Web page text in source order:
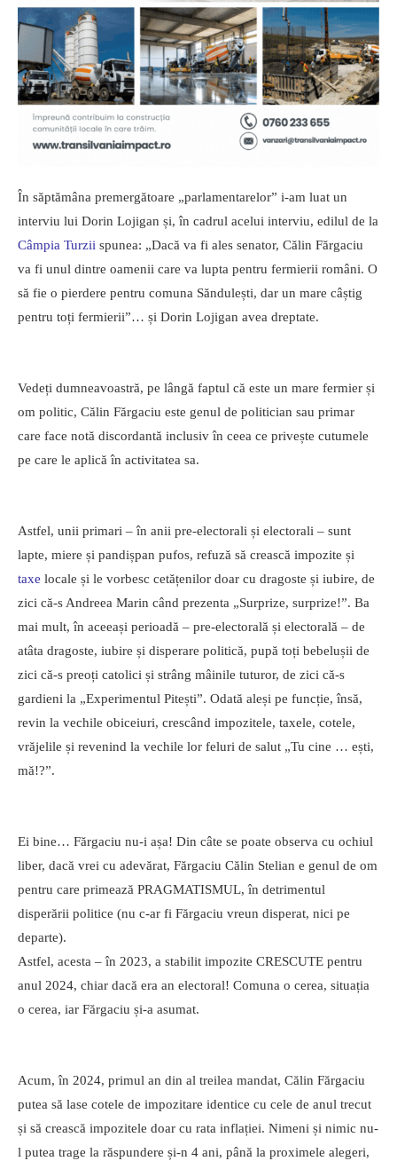
În săptămâna premergătoare „parlamentarelor” i-am luat un
interviu lui Dorin Lojigan și, în cadrul acelui interviu, edilul de la
Câmpia Turzii spunea: „Dacă va fi ales senator, Călin Fărgaciu
va fi unul dintre oamenii care va lupta pentru fermierii români. O
să fie o pierdere pentru comuna Săndulești, dar un mare câștig
pentru toți fermierii”… și Dorin Lojigan avea dreptate.
Vedeți dumneavoastră, pe lângă faptul că este un mare fermier și
om politic, Călin Fărgaciu este genul de politician sau primar
care face notă discordantă inclusiv în ceea ce privește cutumele
pe care le aplică în activitatea sa.
Astfel, unii primari – în anii pre-electorali și electorali – sunt
lapte, miere și pandișpan pufos, refuză să crească impozite și
taxe locale și le vorbesc cetățenilor doar cu dragoste și iubire, de
zici că-s Andreea Marin când prezenta „Surprize, surprize!”. Ba
mai mult, în aceeași perioadă – pre-electorală și electorală – de
atâta dragoste, iubire și disperare politică, pupă toți bebelușii de
zici că-s preoți catolici și strâng mâinile tuturor, de zici că-s
gardieni la „Experimentul Pitești”. Odată aleși pe funcție, însă,
revin la vechile obiceiuri, crescând impozitele, taxele, cotele,
vrăjelile și revenind la vechile lor feluri de salut „Tu cine … ești,
mă!?”.
Ei bine… Fărgaciu nu-i așa! Din câte se poate observa cu ochiul
liber, dacă vrei cu adevărat, Fărgaciu Călin Stelian e genul de om
pentru care primează PRAGMATISMUL, în detrimentul
disperării politice (nu c-ar fi Fărgaciu vreun disperat, nici pe
departe).
Astfel, acesta – în 2023, a stabilit impozite CRESCUTE pentru
anul 2024, chiar dacă era an electoral! Comuna o cerea, situația
o cerea, iar Fărgaciu și-a asumat.
Acum, în 2024, primul an din al treilea mandat, Călin Fărgaciu
putea să lase cotele de impozitare identice cu cele de anul trecut
și să crească impozitele doar cu rata inflației. Nimeni și nimic nu-
l putea trage la răspundere și-n 4 ani, până la proximele alegeri,